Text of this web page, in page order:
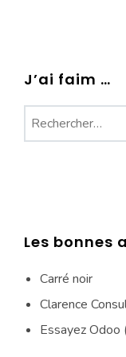
J’ai faim …
Les bonnes
Carré noir
Clarence
Essayez Odoo